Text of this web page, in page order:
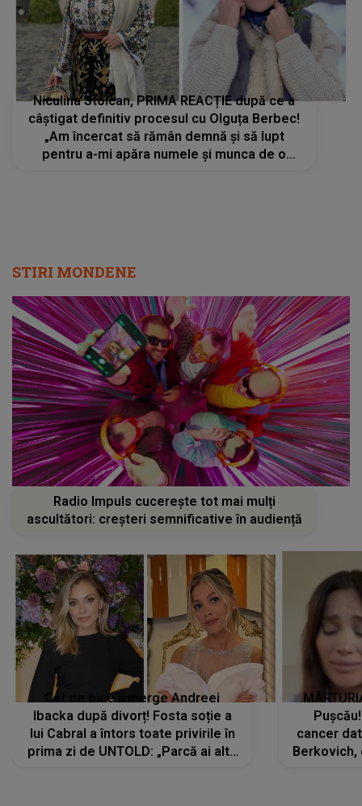
Niculina Stoican, PRIMA REACȚIE după ce a
câștigat definitiv procesul cu Olguța Berbec!
„Am încercat să rămân demnă și să lupt
pentru a-mi apăra numele și munca de o
STIRI MONDENE
Radio Impuls cucerește tot mai mulți
ascultători: creșteri semnificative în audiență
Cât de bine îi merge Andreei
Ibacka după divorț! Fosta soție a
lui Cabral a întors toate privirile în
prima zi de UNTOLD: „Parcă ai altă
cancer
Berkovich,